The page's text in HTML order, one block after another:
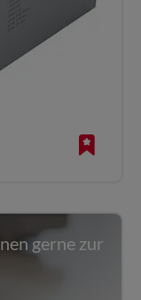
gerne zur